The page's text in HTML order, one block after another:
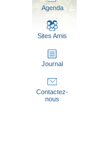
Agenda
Sites Amis
Journal
Contactez-
nous